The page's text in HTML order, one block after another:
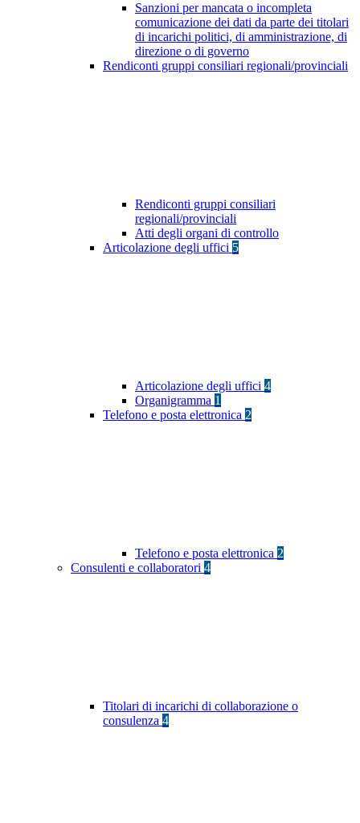
Sanzioni per mancata o incompleta
comunicazione dei dati da parte dei titolari
di incarichi politici, di amministrazione, di
direzione o di governo
Rendiconti gruppi consiliari regionali/provinciali
Rendiconti gruppi consiliari
regionali/provinciali
Atti degli organi di controllo
Articolazione degli uffici 5
Articolazione degli uffici 4
Organigramma 1
Telefono e posta elettronica 2
Telefono e posta elettronica 2
Consulenti e collaboratori 4
Titolari di incarichi di collaborazione o
consulenza 4